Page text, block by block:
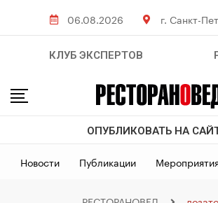
06.08.2026 г. Санкт-
КЛУБ ЭКСПЕРТОВ
ОПУБЛИКОВАТЬ НА
Новости Публикации